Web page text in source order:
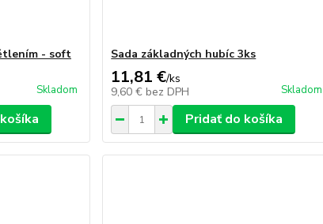
- soft
Skladom
Sada základných hubíc 3ks
11,81 €/ks
9,60 € bez DPH Skladom
Pridať do košíka